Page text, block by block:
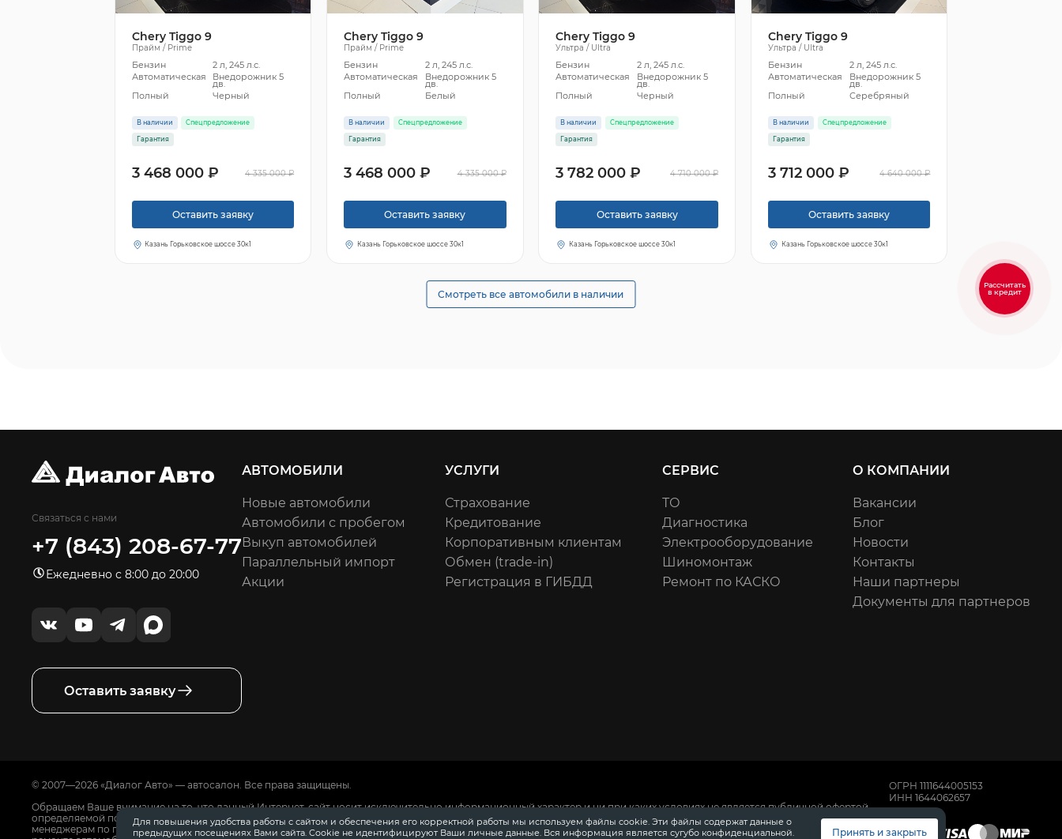
Chery Tiggo 9
Прайм / Prime
Бензин
2 л, 245 л.с.
Автоматическая
Внедорожник 5
дв.
Полный
Черный
В наличии Спецпредложение
Гарантия
3 468 000 ₽ 4 335 000 ₽
Оставить заявку
Казань Горьковское шоссе 30к1
Chery Tiggo 9
Прайм / Prime
Бензин
2 л, 245 л.с.
Автоматическая
Внедорожник 5
дв.
Полный
Белый
В наличии Спецпредложение
Гарантия
3 468 000 ₽ 4 335 000 ₽
Оставить заявку
Казань Горьковское шоссе 30к1
Chery Tiggo 9
Ультра / Ultra
Бензин
2 л, 245 л.с.
Автоматическая
Внедорожник 5
дв.
Полный
Черный
В наличии Спецпредложение
Гарантия
3 782 000 ₽ 4 710 000 ₽
Оставить заявку
Казань Горьковское шоссе 30к1
Chery Tiggo 9
Ультра / Ultra
Бензин
2 л, 245 л.с.
Автоматическая
Внедорожник 5
дв.
Полный
Серебряный
В наличии Спецпредложение
Гарантия
3 712 000 ₽ 4 640 000 ₽
Оставить заявку
Казань Горьковское шоссе 30к1
Смотреть все автомобили в наличии
Связаться с нами
+7 (843) 208-67-77
Ежедневно с 8:00 до 20:00
Оставить заявку
АВТОМОБИЛИ
Новые автомобили
Автомобили с пробегом
Выкуп автомобилей
Параллельный импорт
Акции
УСЛУГИ
Страхование
Кредитование
Корпоративным клиентам
Обмен (trade-in)
Регистрация в ГИБДД
СЕРВИС
ТО
Диагностика
Электрооборудование
Шиномонтаж
Ремонт по КАСКО
О КОМПАНИИ
Вакансии
Блог
Новости
Контакты
Наши партнеры
Документы для партнеров
© 2007—2026 «Диалог Авто» — автосалон. Все права защищены.
Обращаем Ваше внимание на то, что данный Интернет-сайт носит исключительно информационный характер и ни при каких условиях не является публичной офертой,
определяемой положениями Статьи 437 Гражданского Кодекса Российской Федерации.Для получения подробной информации о стоимости автомобилей обращайтесь к
менеджерам по продажам автосалонов Диалог Авто. Для получения информации о приобретении автомобилей в кредит, страховании, техническом обслуживании и
ОГРН 1111644005153
ИНН 1644062657
Для повышения удобства работы с сайтом и обеспечения его корректной работы мы используем файлы cookie. Эти файлы содержат данные о
предыдущих посещениях Вами сайта. Cookie не идентифицируют Ваши личные данные. Вся информация является сугубо конфиденциальной.
Принять и закрыть
Рассчитать
в кредит